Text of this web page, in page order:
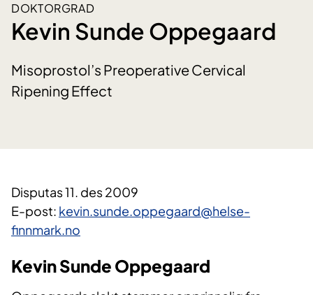
DOKTORGRAD
Kevin Sunde Oppegaard
Misoprostol’s Preoperative Cervical
Ripening Effect
Disputas 11. des 2009
E-post: kevin.sunde.oppegaard@helse-
finnmark.no
Kevin Sunde Oppegaard